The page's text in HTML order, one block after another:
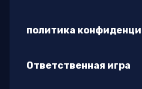
политика
Ответственная игра